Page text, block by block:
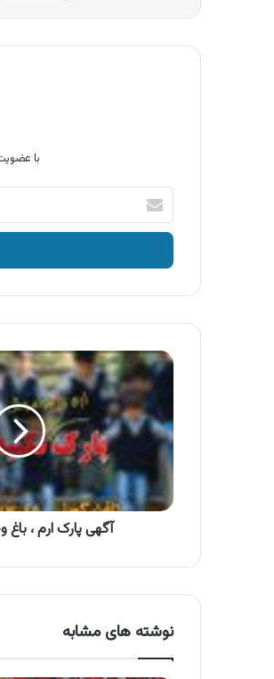
با
آدرس
ایمیل
خود
وارد
آگهی
پارک
باغ
وحش
حیوانات
آگهی پارک ارم ،
نوشته های مشابه